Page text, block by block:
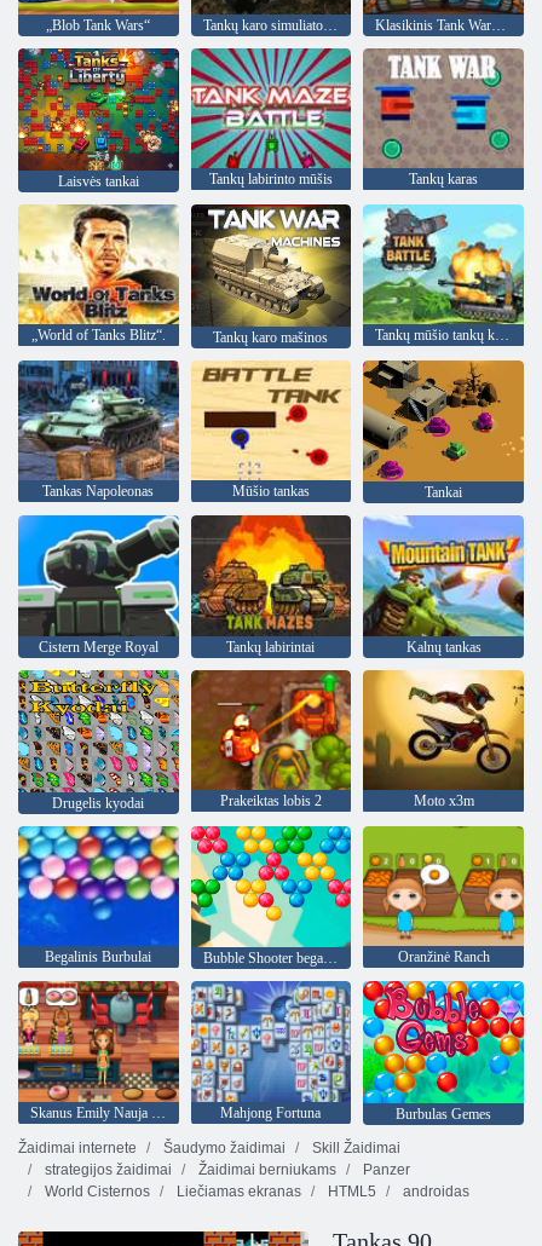
„Blob Tank Wars“ Tankų karo simuliatorius Klasikinis Tank Wars Extreme HD
Laisvės tankai Tankų labirinto mūšis Tankų karas
„World of Tanks Blitz“. Tankų karo mašinos Tankų mūšio tankų karas
Tankas Napoleonas Mūšio tankas Tankai
Cistern Merge Royal Tankų labirintai Kalnų tankas
Drugelis kyodai Prakeiktas lobis 2 Moto x3m
Begalinis Burbulai Bubble Shooter begalinis Oranžinė Ranch
Skanus Emily Nauja pradžia Mahjong Fortuna
Burbulas Gemes
Žaidimai internete
Šaudymo žaidimai
Skill Žaidimai
strategijos žaidimai
Žaidimai berniukams
Panzer
World Cisternos
Liečiamas ekranas HTML5 androidas